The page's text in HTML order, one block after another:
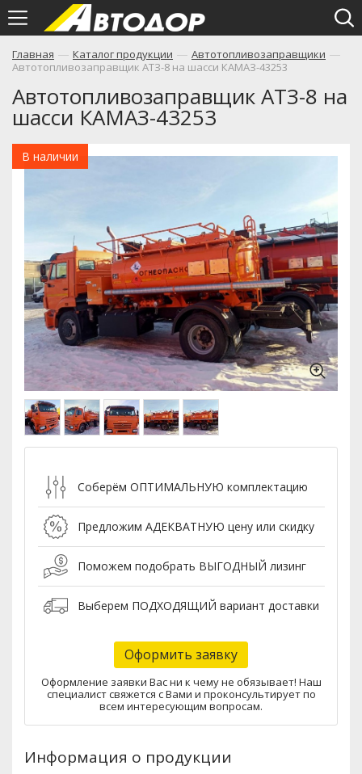
Главная — Каталог продукции — Автотопливозаправщики —
Автотопливозаправщик АТЗ-8 на шасси КАМАЗ-43253
Автотопливозаправщик АТЗ-8 на
шасси КАМАЗ-43253
В наличии
Соберём ОПТИМАЛЬНУЮ комплектацию
Предложим АДЕКВАТНУЮ цену или скидку
Поможем подобрать ВЫГОДНЫЙ лизинг
Выберем ПОДХОДЯЩИЙ вариант доставки
Оформить заявку
Оформление заявки Вас ни к чему не обязывает! Наш
специалист свяжется с Вами и проконсультирует по
всем интересующим вопросам.
Информация о продукции